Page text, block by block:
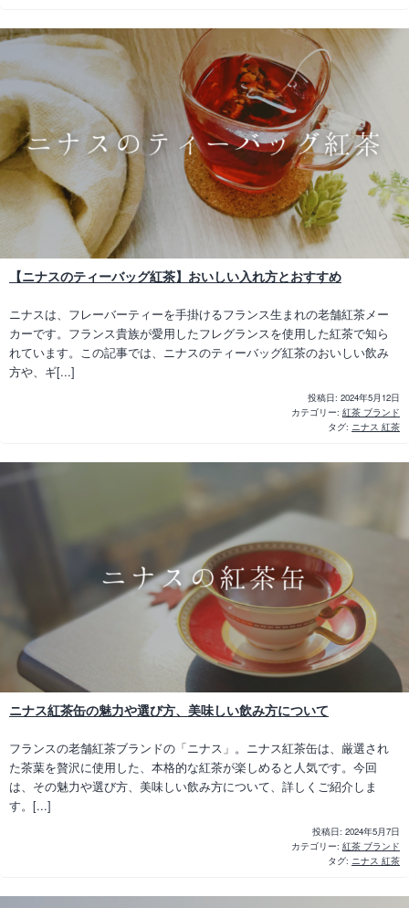
【ニナスのティーバッグ紅茶】おいしい入れ方とおすすめ
ニナスは、フレーバーティーを手掛けるフランス生まれの老舗紅茶メー
カーです。フランス貴族が愛用したフレグランスを使用した紅茶で知ら
れています。この記事では、ニナスのティーバッグ紅茶のおいしい飲み
方や、ギ[...]
投稿日: 2024年5月12日
カテゴリー: 紅茶 ブランド
タグ: ニナス 紅茶
ニナス紅茶缶の魅力や選び方、美味しい飲み方について
フランスの老舗紅茶ブランドの「ニナス」。ニナス紅茶缶は、厳選され
た茶葉を贅沢に使用した、本格的な紅茶が楽しめると人気です。今回
は、その魅力や選び方、美味しい飲み方について、詳しくご紹介しま
す。[...]
投稿日: 2024年5月7日
カテゴリー: 紅茶 ブランド
タグ: ニナス 紅茶